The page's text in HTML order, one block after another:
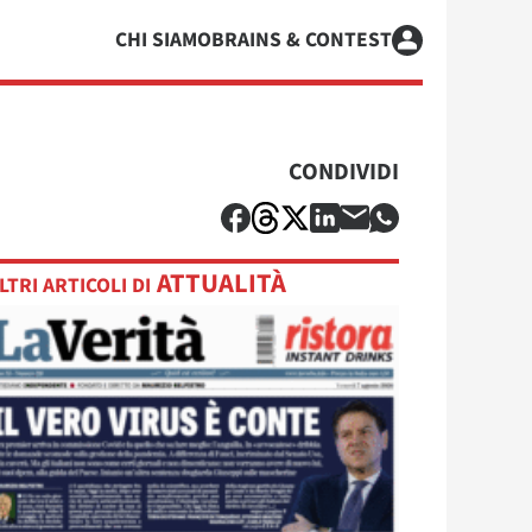
CHI SIAMOBRAINS & CONTEST
CONDIVIDI
ARTICOLI DI ATTUALITÀ